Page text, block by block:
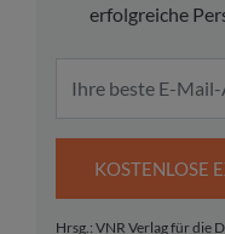
erfolgreiche
KOSTENLOSE
Hrsg.: VNR Verlag für die